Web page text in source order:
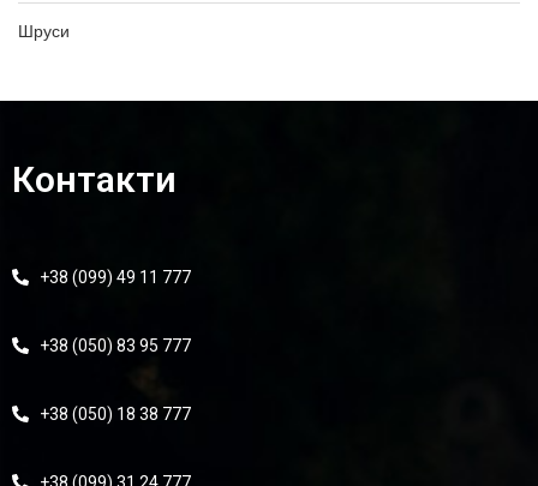
Шруси
Контакти
+38 (099) 49 11 777
+38 (050) 83 95 777
+38 (050) 18 38 777